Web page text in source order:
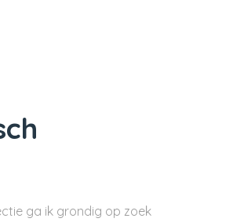
ga ik grondig op zoek